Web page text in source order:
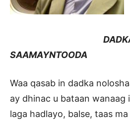
DADKA
SAAMAYNTOODA
Waa qasab in dadka
ay dhinac u bataan wanaag
laga hadlayo, balse, taas